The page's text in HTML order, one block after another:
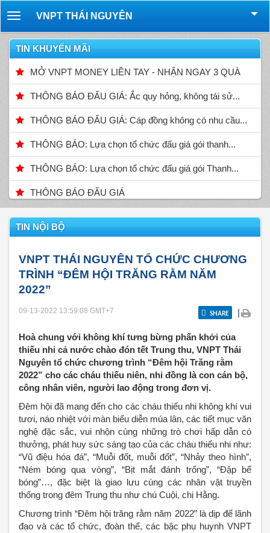
Toggle
navigation
VNPT THÁI NGUYÊN
TIN KHUYẾN MÃI
MỞ VNPT MONEY LIỀN TAY - NHẬN NGAY 3 QUÀ
THÔNG BÁO ĐẤU GIÁ: Ắc quy hỏng, không tái sử...
THÔNG BÁO ĐẤU GIÁ: Cáp đồng không có nhu cầu...
THÔNG BÁO: Lựa chọn tổ chức đấu giá gói thanh...
THÔNG BÁO: Lựa chọn tổ chức đấu giá gói Thanh...
THÔNG BÁO ĐẤU GIÁ
TIN NỘI BỘ
VNPT THÁI NGUYÊN TỔ CHỨC CHƯƠNG
TRÌNH “ĐÊM HỘI TRĂNG RẰM NĂM
2022”
09-13-2022 13:59:08 GMT+7 SHARE |
Hoà chung với không khí tưng bừng phấn khởi của
thiếu nhi cả nước chào đón tết Trung thu, VNPT Thái
Nguyên tổ chức chương trình “Đêm hội Trăng rằm
2022” cho các cháu thiếu niên, nhi đồng là con cán bộ,
công nhân viên, người lao động trong đơn vị.
Đêm hội đã mang đến cho các cháu thiếu nhi không khí vui
tươi, náo nhiệt với màn biểu diễn múa lân, các tiết mục văn
nghệ đặc sắc, vui nhộn cùng những trò chơi hấp dẫn có
thưởng, phát huy sức sáng tạo của các cháu thiếu nhi như:
“Vũ điệu hóa đá”, “Muỗi đốt, muỗi đốt”, “Nhảy theo hình”,
“Ném bóng qua vòng”, “Bịt mắt đánh trống”, “Đập bể
bóng”…, đặc biệt là giao lưu cùng các nhân vật truyền
thống trong đêm Trung thu như chú Cuội, chị Hằng.
Chương trình “Đêm hội trăng rằm năm 2022” là dịp để lãnh
đạo và các tổ chức, đoàn thể, các bậc phụ huynh VNPT